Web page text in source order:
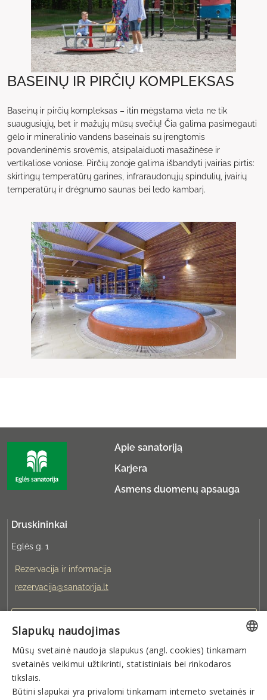
BASEINŲ IR PIRČIŲ KOMPLEKSAS
Baseinų ir pirčių kompleksas – itin mėgstama vieta ne tik
suaugusiųjų, bet ir mažųjų mūsų svečių! Čia galima pasimėgauti
gėlo ir mineralinio vandens baseinais su įrengtomis
povandeninėmis srovėmis, atsipalaiduoti masažinėse ir
vertikaliose voniose. Pirčių zonoje galima išbandyti įvairias pirtis:
skirtingų temperatūrų garines, infraraudonųjų spindulių, įvairių
temperatūrų ir drėgnumo saunas bei ledo kambarį.
Apie sanatoriją
Karjera
Asmens duomenų apsauga
Druskininkai
Eglės g. 1
Rezervacija ir informacija
rezervacija@sanatorija.lt
Galite rezervuoti:
I-V 8:00-19:00
LITHUANIAN
ENGLISH
Slapukų naudojimas
Mūsų svetainė naudoja slapukus (angl. cookies) tinkamam
svetainės veikimui užtikrinti, statistiniais bei rinkodaros
tikslais.
Būtini slapukai yra privalomi tinkamam interneto svetainės ir